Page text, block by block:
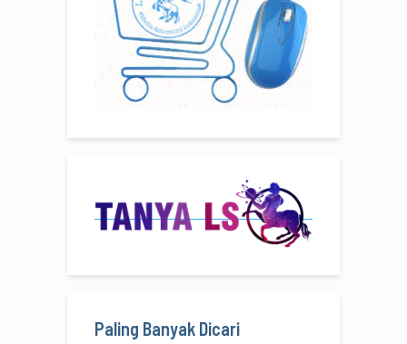
Paling Banyak Dicari